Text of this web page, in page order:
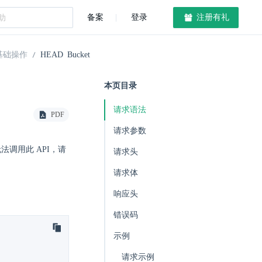
备案 登录 注册有礼
础操作 HEAD Bucket
PDF
调用此 API，请
本页目录
请求语法
请求参数
请求头
请求体
响应头
错误码
示例
请求示例